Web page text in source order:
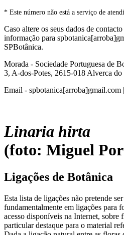
* Este número não está a serviço de
Caso altere os seus dados de
informação para
SPBotânica.
Morada - Sociedade Portuguesa de
3, A-dos-Potes, 2615-018 Alverca
Email - spbotanica[arroba]gmail.com
Linaria hirta
(foto: Miguel
Ligações de Botânica
Esta lista de ligações não pretende
fundamentalmente em ligações para
acesso disponíveis na Internet, sobre
particular destaque para o material